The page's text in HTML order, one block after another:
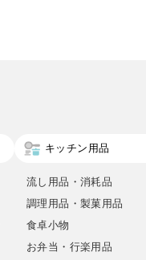
キッチン用品
流し用品・消耗品
調理用品・製菓用品
食卓小物
お弁当・行楽用品